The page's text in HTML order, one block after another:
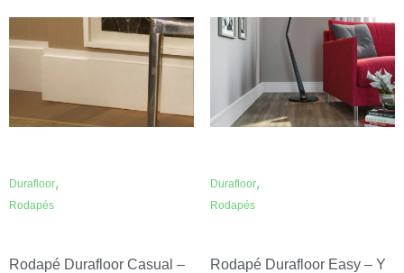
Durafloor,
Rodapés
Rodapé Durafloor Casual –
Durafloor,
Rodapés
Rodapé Durafloor Easy – Y